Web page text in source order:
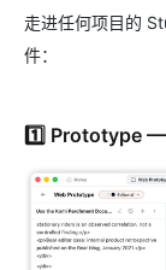
走进任何项目的
件：
1️⃣ Prototype